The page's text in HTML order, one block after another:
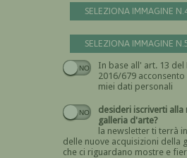
SELEZIONA IMMAGINE
SELEZIONA IMMAGINE
In base all' art. 13 del
2016/679 acconsento al trattamento
miei dati personali
desideri iscriverti alla
galleria d'arte?
la newsletter ti terrà
delle nuove acquisizioni della
che ci riguardano mostre e